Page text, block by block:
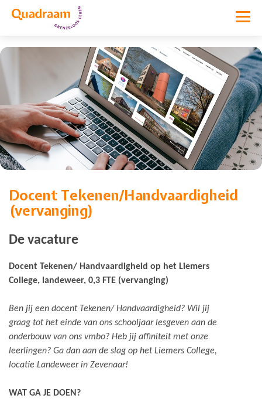
Vacature niet meer actief
Docent Tekenen/Handvaardigheid
(vervanging)
De vacature
Docent Tekenen/ Handvaardigheid op het Liemers
College, landeweer, 0,3 FTE (vervanging)
Ben jij een docent Tekenen/ Handvaardigheid? Wil jij
graag tot het einde van ons schooljaar lesgeven aan de
onderbouw van ons vmbo? Heb jij affiniteit met onze
leerlingen? Ga dan aan de slag op het Liemers College,
locatie Landeweer in Zevenaar!
WAT GA JE DOEN?